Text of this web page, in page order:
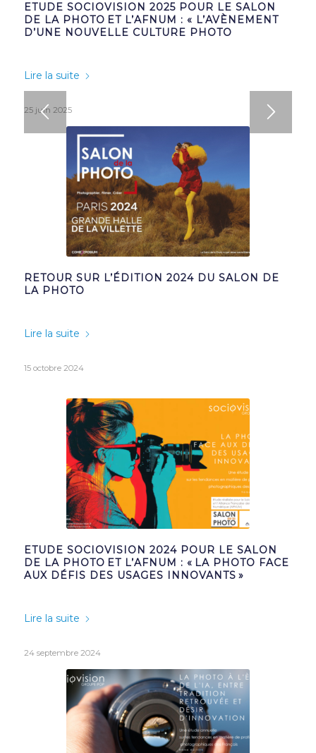
ETUDE SOCIOVISION 2025 POUR LE SALON
DE LA PHOTO ET L’AFNUM : « L’AVÈNEMENT
D’UNE NOUVELLE CULTURE PHOTO
Lire la suite
25 juin 2025
RETOUR SUR L’ÉDITION 2024 DU SALON DE
LA PHOTO
Lire la suite
15 octobre 2024
ETUDE SOCIOVISION 2024 POUR LE SALON
DE LA PHOTO ET L’AFNUM : « LA PHOTO FACE
AUX DÉFIS DES USAGES INNOVANTS »
Lire la suite
24 septembre 2024